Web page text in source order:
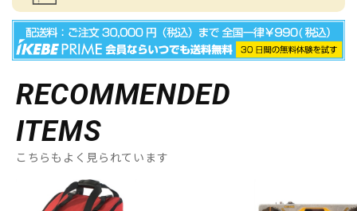
RECOMMENDED
ITEMS
こちらもよく見られています